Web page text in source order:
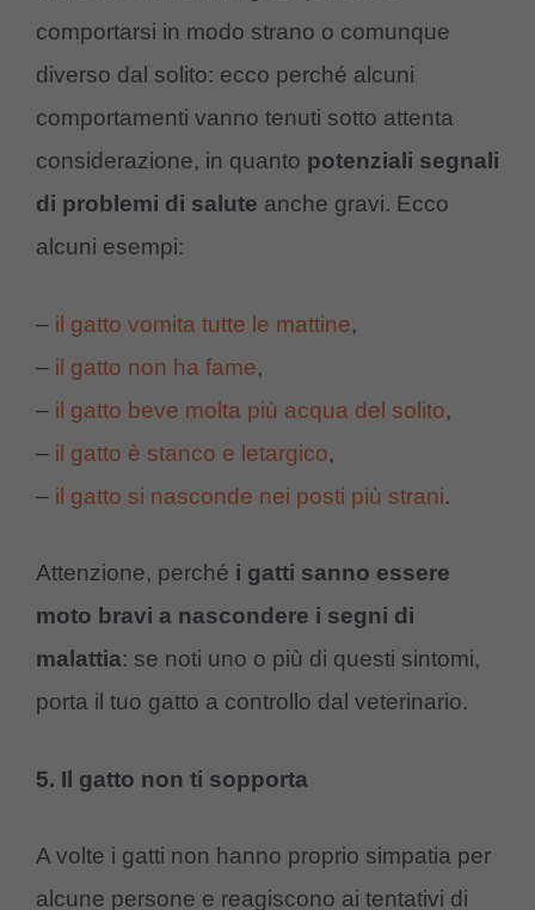
comportarsi in modo strano o comunque
diverso dal solito: ecco perché alcuni
comportamenti vanno tenuti sotto attenta
considerazione, in quanto potenziali segnali
di problemi di salute anche gravi. Ecco
alcuni esempi:
– il gatto vomita tutte le mattine,
– il gatto non ha fame,
– il gatto beve molta più acqua del solito,
– il gatto è stanco e letargico,
– il gatto si nasconde nei posti più strani.
Attenzione, perché i gatti sanno essere
moto bravi a nascondere i segni di
malattia: se noti uno o più di questi sintomi,
porta il tuo gatto a controllo dal veterinario.
5. Il gatto non ti sopporta
A volte i gatti non hanno proprio simpatia per
alcune persone e reagiscono ai tentativi di